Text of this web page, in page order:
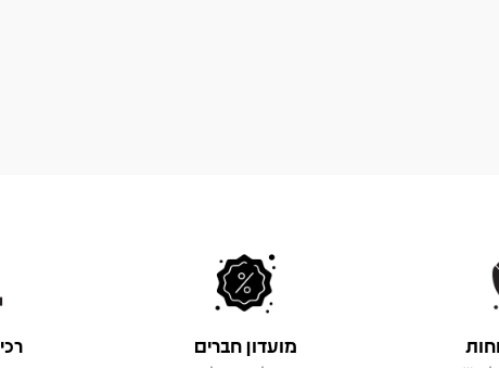
מועדון חברים